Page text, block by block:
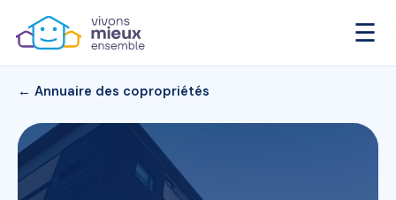
☰
← Annuaire des copropriétés